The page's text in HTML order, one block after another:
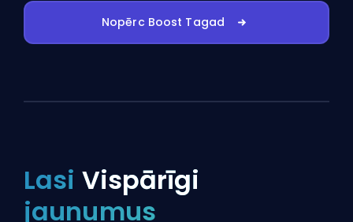
Nopērc Boost Tagad
Lasi Vispārīgi
jaunumus